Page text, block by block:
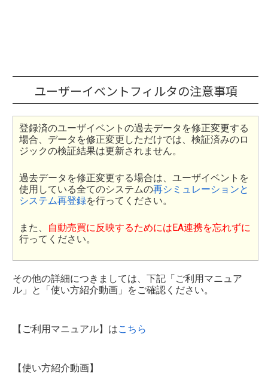
ユーザーイベントフィルタの注意事項
登録済のユーザイベントの過去データを修正変更する
場合、データを修正変更しただけでは、検証済みのロ
ジックの検証結果は更新されません。
過去データを修正変更する場合は、ユーザイベントを
使用している全てのシステムの再シミュレーションと
システム再登録を行ってください。
また、
自動売買に反映するためにはEA連携を忘れずに
行ってください。
その他の詳細につきましては、下記「ご利用マニュア
ル」と「使い方紹介動画」をご確認ください。
【ご利用マニュアル】はこちら
【使い方紹介動画】